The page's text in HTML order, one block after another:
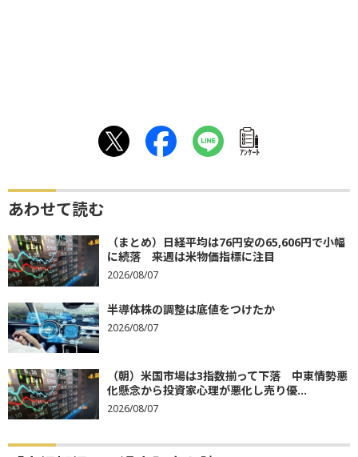
ｱﾝｹｰﾄ
あわせて読む
（まとめ）日経平均は76円安の65,606円で小幅
に続落 来週は米物価指標に注目
2026/08/07
半導体株の調整は底値をつけたか
2026/08/07
（朝）米国市場は3指数揃って下落 中東情勢悪
化懸念から投資家心理が悪化し売り優...
2026/08/07